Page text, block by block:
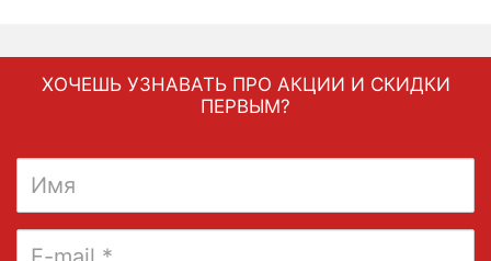
ХОЧЕШЬ УЗНАВАТЬ ПРО АКЦИИ И СКИДКИ
ПЕРВЫМ?